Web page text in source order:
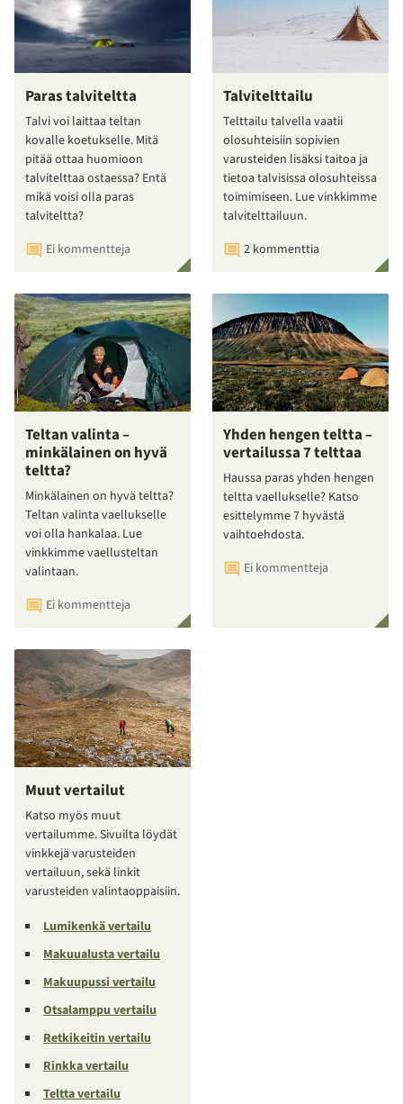
Paras talviteltta
Talvi voi laittaa teltan
kovalle koetukselle. Mitä
pitää ottaa huomioon
talvitelttaa ostaessa? Entä
mikä voisi olla paras
talviteltta?
Ei kommentteja
Talvitelttailu
Telttailu talvella vaatii
olosuhteisiin sopivien
varusteiden lisäksi taitoa ja
tietoa talvisissa olosuhteissa
toimimiseen. Lue vinkkimme
talvitelttailuun.
2 kommenttia
Teltan valinta –
minkälainen on hyvä
teltta?
Minkälainen on hyvä teltta?
Teltan valinta vaellukselle
voi olla hankalaa. Lue
vinkkimme vaellusteltan
valintaan.
Ei kommentteja
Yhden hengen teltta –
vertailussa 7 telttaa
Haussa paras yhden hengen
teltta vaellukselle? Katso
esittelymme 7 hyvästä
vaihtoehdosta.
Ei kommentteja
Muut vertailut
Katso myös muut
vertailumme. Sivuilta löydät
vinkkejä varusteiden
vertailuun, sekä linkit
varusteiden valintaoppaisiin.
Lumikenkä vertailu
Makuualusta vertailu
Makuupussi vertailu
Otsalamppu vertailu
Retkikeitin vertailu
Rinkka vertailu
Teltta vertailu